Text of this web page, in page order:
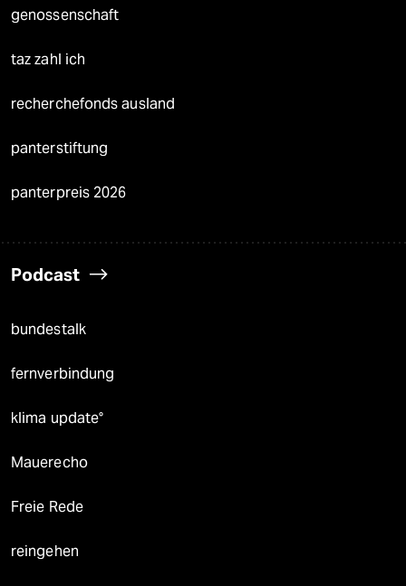
genossenschaft
taz zahl ich
recherchefonds ausland
panterstiftung
panterpreis 2026
Podcast
bundestalk
fernverbindung
klima update°
Mauerecho
Freie Rede
reingehen